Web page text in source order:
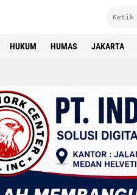
HUKUM HUMAS JAKARTA